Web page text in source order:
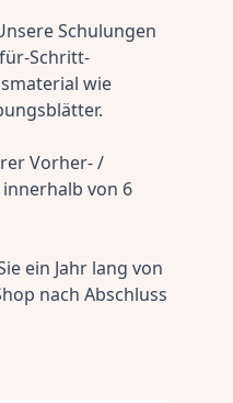
Schulungen
Schritt-
wie
Vorher- /
von 6
ein Jahr lang von
nach Abschluss